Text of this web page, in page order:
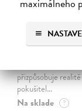
S ďáblem
mnou
Hábl Jan| Kniha
přizpůsobuje
pokušitel…
Na sklade ?